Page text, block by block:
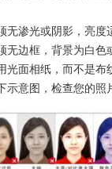
渗光或阴影，亮度
边框，背景为白色
面相纸，而不是布
意图，检查您的照片